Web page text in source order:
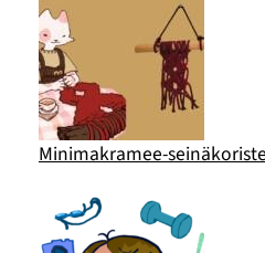
Minimakramee-